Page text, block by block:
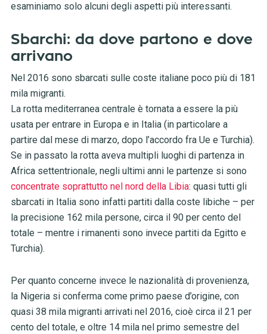
esaminiamo solo alcuni degli aspetti più interessanti.
Sbarchi: da dove partono e dove
arrivano
Nel 2016 sono sbarcati sulle coste italiane poco più di 181
mila migranti.
La rotta mediterranea centrale è tornata a essere la più
usata per entrare in Europa e in Italia (in particolare a
partire dal mese di marzo, dopo l’accordo fra Ue e Turchia).
Se in passato la rotta aveva multipli luoghi di partenza in
Africa settentrionale, negli ultimi anni le partenze si sono
concentrate soprattutto nel nord della Libia: quasi tutti gli
sbarcati in Italia sono infatti partiti dalla coste libiche – per
la precisione 162 mila persone, circa il 90 per cento del
totale – mentre i rimanenti sono invece partiti da Egitto e
Turchia).
Per quanto concerne invece le nazionalità di provenienza,
la Nigeria si conferma come primo paese d’origine, con
quasi 38 mila migranti arrivati nel 2016, cioè circa il 21 per
cento del totale, e oltre 14 mila nel primo semestre del